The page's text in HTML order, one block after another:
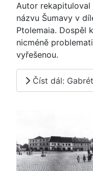
Autor
názvu Šumavy v
Ptolemaia. Dospěl
nicméně
vyřešenou.
Číst dál: